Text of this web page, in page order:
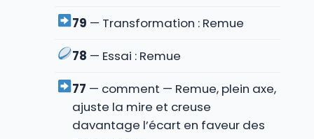
79 — Transformation : Remue
78 — Essai : Remue
77 — comment — Remue, plein axe,
ajuste la mire et creuse
davantage l’écart en faveur des